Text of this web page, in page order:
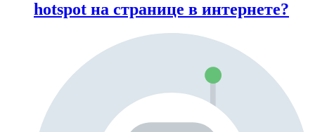
hotspot на странице в интернете?